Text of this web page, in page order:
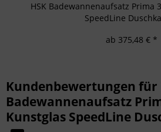
HSK Badewannenaufsatz Prima
SpeedLine
ab 375,48 € *
Kundenbewertungen für
Badewannenaufsatz
Kunstglas SpeedLine